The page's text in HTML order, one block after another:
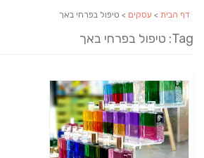
דף הבית > עסקים > טיפול בפרחי באך
Tag: טיפול בפרחי באך